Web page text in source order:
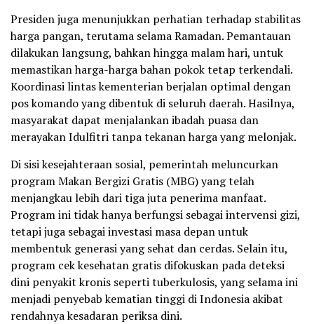
Presiden juga menunjukkan perhatian terhadap stabilitas
harga pangan, terutama selama Ramadan. Pemantauan
dilakukan langsung, bahkan hingga malam hari, untuk
memastikan harga-harga bahan pokok tetap terkendali.
Koordinasi lintas kementerian berjalan optimal dengan
pos komando yang dibentuk di seluruh daerah. Hasilnya,
masyarakat dapat menjalankan ibadah puasa dan
merayakan Idulfitri tanpa tekanan harga yang melonjak.
Di sisi kesejahteraan sosial, pemerintah meluncurkan
program Makan Bergizi Gratis (MBG) yang telah
menjangkau lebih dari tiga juta penerima manfaat.
Program ini tidak hanya berfungsi sebagai intervensi gizi,
tetapi juga sebagai investasi masa depan untuk
membentuk generasi yang sehat dan cerdas. Selain itu,
program cek kesehatan gratis difokuskan pada deteksi
dini penyakit kronis seperti tuberkulosis, yang selama ini
menjadi penyebab kematian tinggi di Indonesia akibat
rendahnya kesadaran periksa dini.